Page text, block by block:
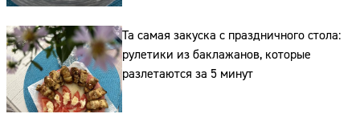
Та самая закуска с праздничного стола:
рулетики из баклажанов, которые
разлетаются за 5 минут